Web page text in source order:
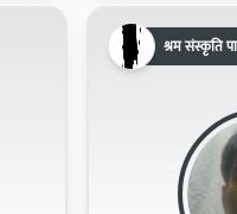
श्रम संस्कृति